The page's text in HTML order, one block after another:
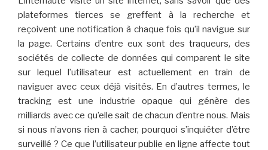
plateformes tierces se greffent à la recherche et
reçoivent une notification à chaque fois qu’il navigue sur
la page. Certains d’entre eux sont des traqueurs, des
sociétés de collecte de données qui comparent le site
sur lequel l’utilisateur est actuellement en train de
naviguer avec ceux déjà visités. En d’autres termes, le
tracking est une industrie opaque qui génère des
milliards avec ce qu’elle sait de chacun d’entre nous. Mais
si nous n’avons rien à cacher, pourquoi s’inquiéter d’être
surveillé ? Ce que l’utilisateur publie en ligne affecte tout